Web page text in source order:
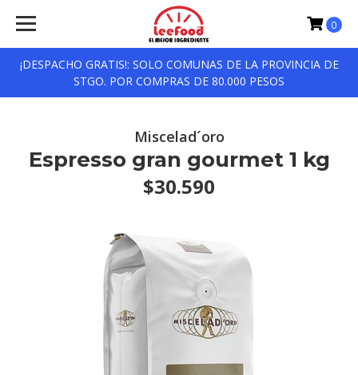
¡DESPACHO GRATIS!: SOLO COMUNAS DE LA PROVINCIA DE
STGO. POR COMPRAS DE 80.000 PESOS
0
Miscelad´oro
Espresso gran gourmet 1 kg
$30.590